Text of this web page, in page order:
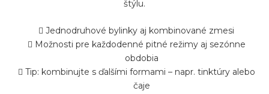
v
k
y
v
štýlu.
Jednodruhové bylinky aj kombinované zmesi
Možnosti pre každodenné pitné režimy aj sezónne
obdobia
Tip: kombinujte s ďalšími formami – napr. tinktúry alebo
čaje